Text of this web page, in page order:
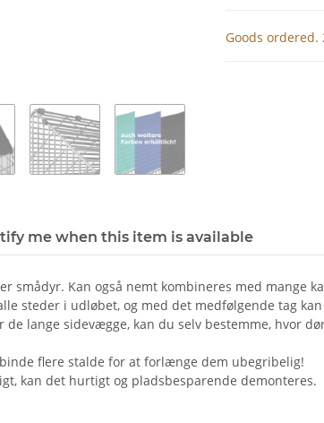
Goods ordered.
me when this item is available
smådyr. Kan også nemt kombineres med mange
steder i udløbet, og med det medfølgende tag
lange sidevægge, kan du selv bestemme, hvor
flere stalde for at forlænge dem ubegribelig!
kan det hurtigt og pladsbesparende demonteres.